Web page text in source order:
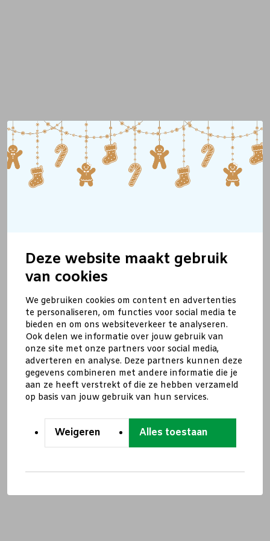
Deze website maakt gebruik
van cookies
We gebruiken cookies om content en advertenties
te personaliseren, om functies voor social media te
bieden en om ons websiteverkeer te analyseren.
Ook delen we informatie over jouw gebruik van
onze site met onze partners voor social media,
adverteren en analyse. Deze partners kunnen deze
gegevens combineren met andere informatie die je
aan ze heeft verstrekt of die ze hebben verzameld
op basis van jouw gebruik van hun services.
Weigeren Alles toestaan